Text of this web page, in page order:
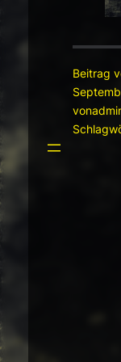
Beitrag
von